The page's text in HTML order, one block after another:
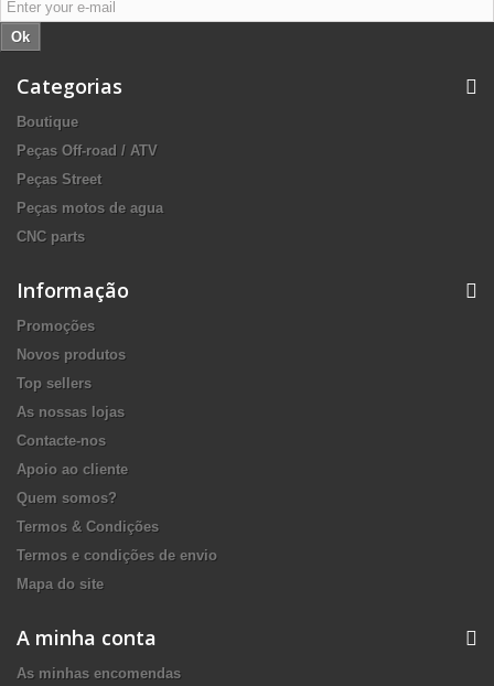
Ok
Categorias
Boutique
Peças Off-road / ATV
Peças Street
Peças motos de agua
CNC parts
Informação
Promoções
Novos produtos
Top sellers
As nossas lojas
Contacte-nos
Apoio ao cliente
Quem somos?
Termos & Condições
Termos e condições de envio
Mapa do site
A minha conta
As minhas encomendas